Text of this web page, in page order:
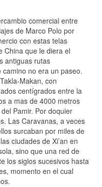
comercial entre
de Marco Polo por
con estas telas
China que le diera el
antiguas rutas
no era un paseo.
Makan, con
centígrados entre la
a mas de 4000 metros
Pamir. Por doquier
Las Caravanas, a veces
surcaban por miles de
ciudades de Xi’an en
sino que una red de
los siglos sucesivos hasta
momento en el cual